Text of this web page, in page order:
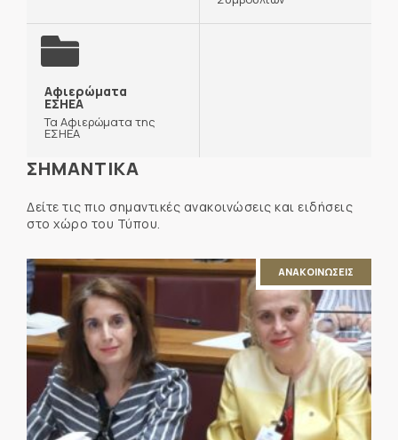
Αφιερώματα
ΕΣΗΕΑ
Τα Αφιερώματα της
ΕΣΗΕΑ
ΣΗΜΑΝΤΙΚΑ
Δείτε τις πιο σημαντικές ανακοινώσεις και ειδήσεις
στο χώρο του Τύπου.
ΑΝΑΚΟΙΝΩΣΕΙΣ